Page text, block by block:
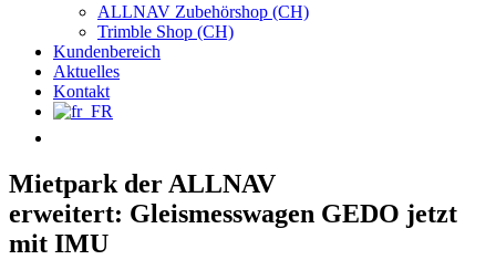
ALLNAV Zubehörshop (CH)
Trimble Shop (CH)
Kundenbereich
Aktuelles
Kontakt
Mietpark der ALLNAV
erweitert: Gleismesswagen GEDO jetzt
mit IMU